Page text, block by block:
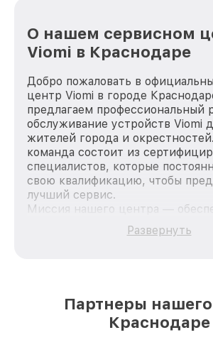
О нашем сервисном
Viomi в Краснодаре
Добро пожаловать в
центр Viomi в городе
предлагаем профессиональный
обслуживание устройств Viomi
жителей города и
команда состоит из
специалистов, которые
свою квалификацию, чтобы
лучший сервис.
Миссия нашего центра —
качественный и доступный
каждого пользователя
лучшим сервисным центром
Краснодаре, постоянно повышая
Развернуть
Партнеры
Краснодаре